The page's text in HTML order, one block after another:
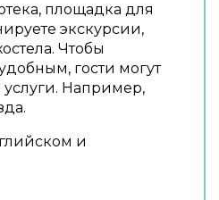
площадка для
экскурсии,
Чтобы
гости могут
услуги. Например,
и